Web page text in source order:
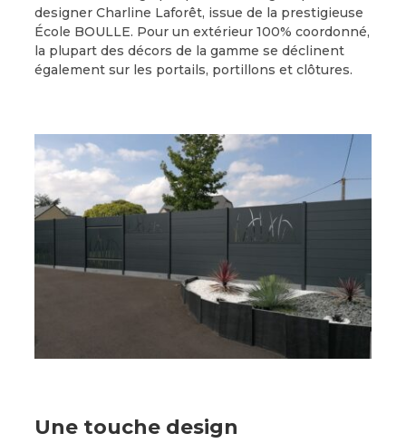
designer Charline Laforêt, issue de la prestigieuse
École BOULLE. Pour un extérieur 100% coordonné,
la plupart des décors de la gamme se déclinent
également sur les portails, portillons et clôtures.
Une touche design